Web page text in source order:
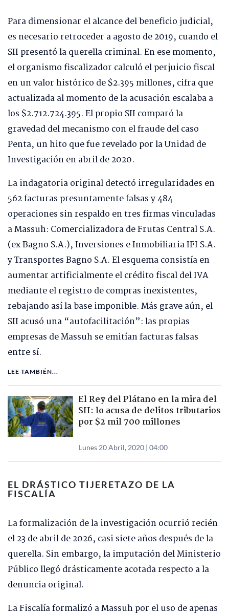
Para dimensionar el alcance del beneficio judicial,
es necesario retroceder a agosto de 2019, cuando el
SII presentó la querella criminal. En ese momento,
el organismo fiscalizador calculó el perjuicio fiscal
en un valor histórico de $2.395 millones, cifra que
actualizada al momento de la acusación escalaba a
los $2.712.724.395. El propio SII comparó la
gravedad del mecanismo con el fraude del caso
Penta, un hito que fue revelado por la Unidad de
Investigación en abril de 2020.
La indagatoria original detectó irregularidades en
562 facturas presuntamente falsas y 484
operaciones sin respaldo en tres firmas vinculadas
a Massuh: Comercializadora de Frutas Central S.A.
(ex Bagno S.A.), Inversiones e Inmobiliaria IFI S.A.
y Transportes Bagno S.A. El esquema consistía en
aumentar artificialmente el crédito fiscal del IVA
mediante el registro de compras inexistentes,
rebajando así la base imponible. Más grave aún, el
SII acusó una “autofacilitación”: las propias
empresas de Massuh se emitían facturas falsas
entre sí.
LEE TAMBIÉN...
El Rey del Plátano en la mira del
SII: lo acusa de delitos tributarios
por $2 mil 700 millones
Lunes 20 Abril, 2020 | 04:00
EL DRÁSTICO TIJERETAZO DE LA
FISCALÍA
La formalización de la investigación ocurrió recién
el 23 de abril de 2026, casi siete años después de la
querella. Sin embargo, la imputación del Ministerio
Público llegó drásticamente acotada respecto a la
denuncia original.
La Fiscalía formalizó a Massuh por el uso de apenas